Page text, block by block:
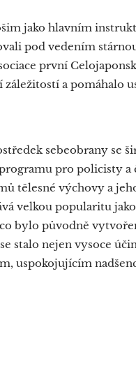
jako hlavním
pod vedením
první
a pomáhalo
sebeobrany se
pro policisty
tělesné výchovy a
velkou popularitu
bylo původně
stalo nejen vysoce
uspokojujícím